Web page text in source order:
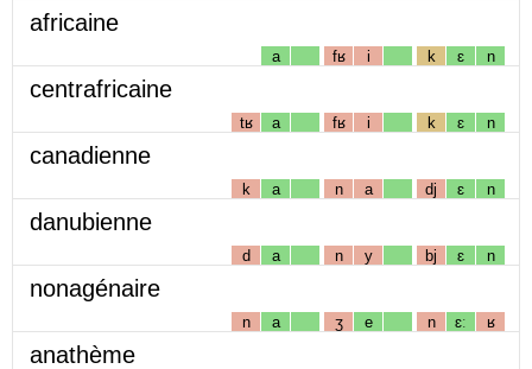
africaine
a fʁ i k ɛ n
centrafricaine
tʁ a fʁ i k ɛ n
canadienne
k a n a dj ɛ n
danubienne
d a n y bj ɛ n
nonagénaire
n a ʒ e n ɛː ʁ
anathème